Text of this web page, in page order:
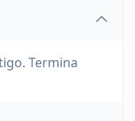
Termina